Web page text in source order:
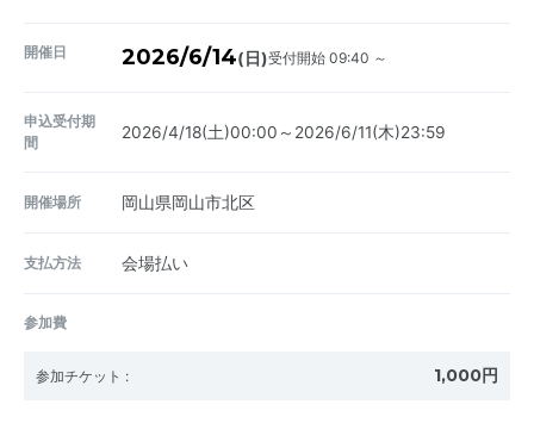
開催日 2026/6/14(日)受付開始 09:40 ～
申込受付期
間
2026/4/18(土)00:00～2026/6/11(木)23:59
開催場所 岡山県岡山市北区
支払方法 会場払い
参加費
参加チケット : 1,000円